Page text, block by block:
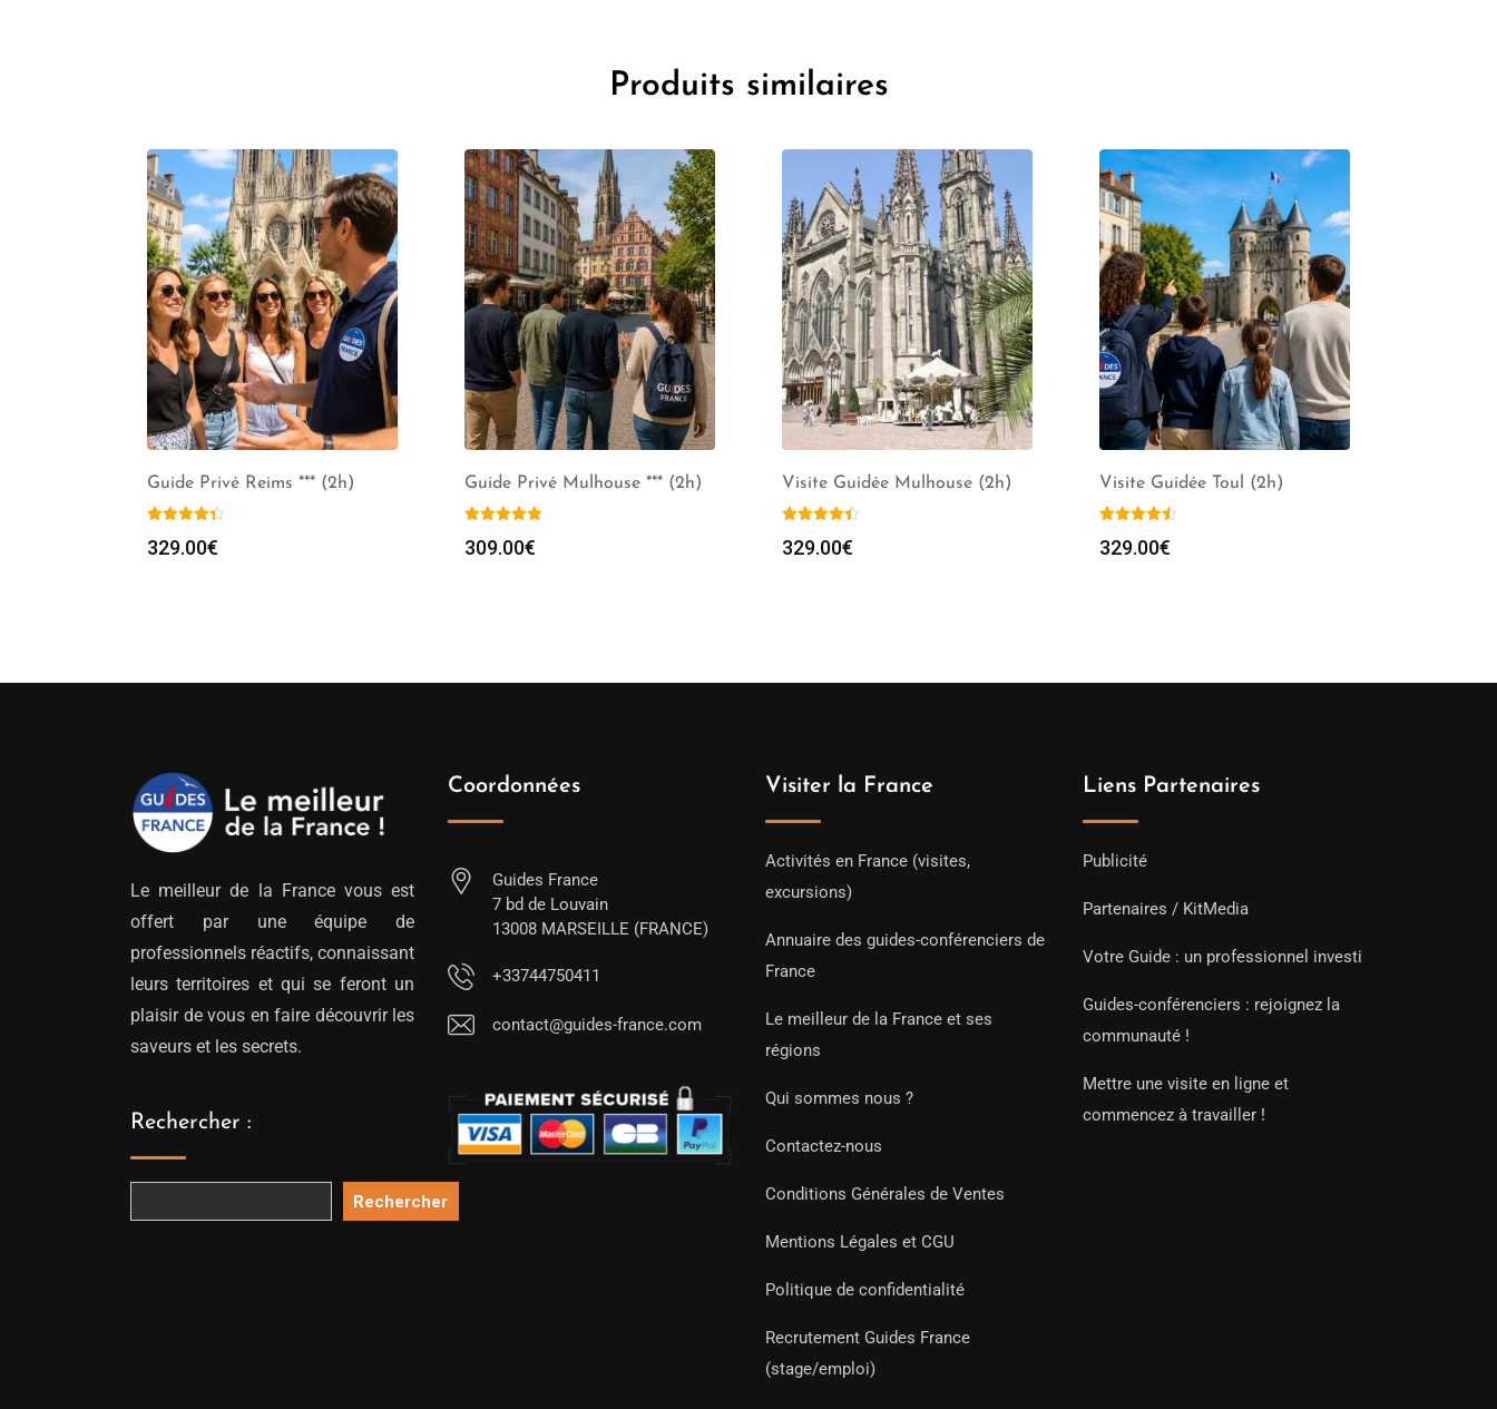
Produits similaires
Guide Privé Reims *** (2h)
329.00€
Guide Privé Mulhouse *** (2h)
309.00€
Visite Guidée Mulhouse (2h)
329.00€
Visite Guidée Toul (2h)
329.00€
Le meilleur de la France vous est
offert par une équipe de
professionnels réactifs, connaissant
leurs territoires et qui se feront un
plaisir de vous en faire découvrir les
saveurs et les secrets.
Rechercher :
Rechercher
Coordonnées
Guides France
7 bd de Louvain
13008 MARSEILLE (FRANCE)
+33744750411
contact@guides-france.com
Visiter la France
Activités en France (visites,
excursions)
Annuaire des guides-conférenciers de
France
Le meilleur de la France et ses
régions
Qui sommes nous ?
Contactez-nous
Conditions Générales de Ventes
Mentions Légales et CGU
Politique de confidentialité
Recrutement Guides France
(stage/emploi)
Liens Partenaires
Publicité
Partenaires / KitMedia
Votre Guide : un professionnel investi
Guides-conférenciers : rejoignez la
communauté !
Mettre une visite en ligne et
commencez à travailler !